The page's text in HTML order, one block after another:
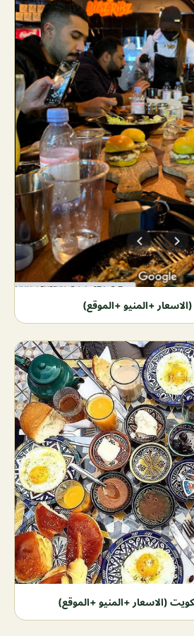
+المنيو +الموقع)
(الاسعار +المنيو +الموقع)